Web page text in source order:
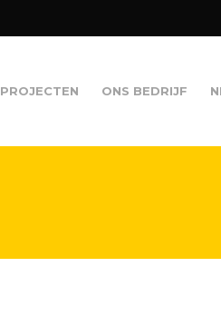
PROJECTEN ONS BEDRIJF